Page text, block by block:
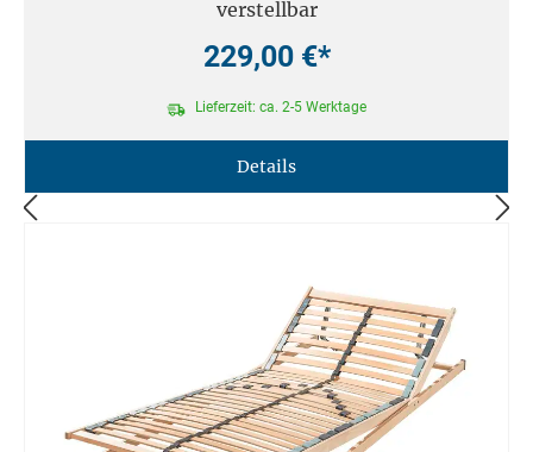
verstellbar
229,00 €*
Lieferzeit: ca. 2-5 Werktage
Details